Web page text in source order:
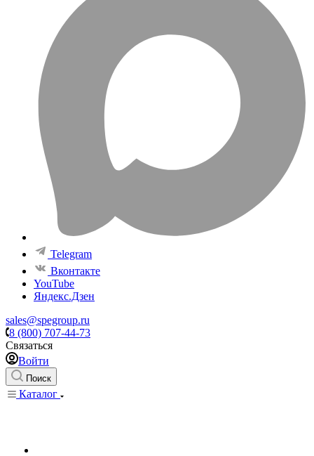
Telegram
Вконтакте
YouTube
Яндекс.Дзен
sales@spegroup.ru
8 (800) 707-44-73
Связаться
Войти
Поиск
Каталог